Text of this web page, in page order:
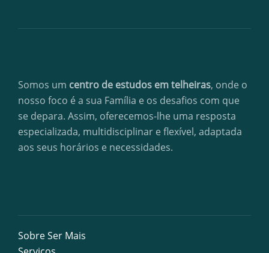
Somos um centro de estudos em telheiras, onde o
nosso foco é a sua Família e os desafios com que
se depara. Assim, oferecemos-lhe uma resposta
especializada, multidisciplinar e flexível, adaptada
aos seus horários e necessidades.
Sobre Ser Mais